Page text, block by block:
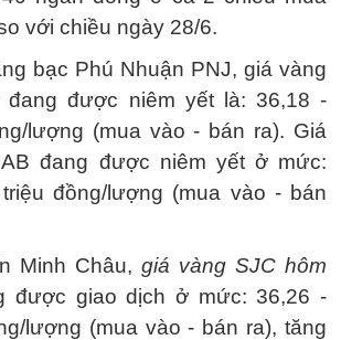
với chiều ngày 28/6.
bạc Phú Nhuận PNJ, giá vàng
đang được niêm yết là: 36,18 -
lượng (mua vào - bán ra). Giá
đang được niêm yết ở mức:
đồng/lượng (mua vào - bán
Minh Châu, giá vàng SJC hôm
được giao dịch ở mức: 36,26 -
lượng (mua vào - bán ra), tăng